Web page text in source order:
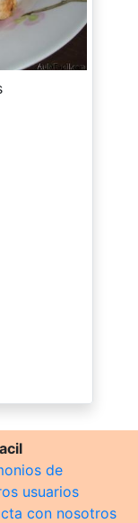
de
usuarios
con nosotros